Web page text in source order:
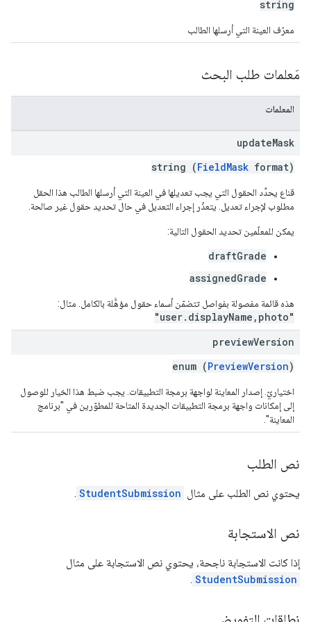
string
معرّف العينة التي أرسلها الطالب
مَعلمات طلب البحث
المعلمات
updateMask
string (FieldMask format)
قناع يحدِّد الحقول التي يجب تعديلها في العينة التي أرسلها الطالب هذا الحقل
مطلوب لإجراء تعديل. يتعذّر إجراء التعديل في حال تحديد حقول غير صالحة.
يمكن للمعلّمين تحديد الحقول التالية:
draftGrade
assignedGrade
هذه قائمة مفصولة بفواصل تتضمّن أسماء حقول مؤهَّلة بالكامل. مثال:
"user.displayName,photo"
previewVersion
enum (PreviewVersion)
اختياريّ. إصدار المعاينة لواجهة برمجة التطبيقات. يجب ضبط هذا الخيار للوصول
إلى إمكانات واجهة برمجة التطبيقات الجديدة المتاحة للمطوّرين في "برنامج
المعاينة".
نص الطلب
يحتوي نص الطلب على مثال StudentSubmission
.
نص الاستجابة
إذا كانت الاستجابة ناجحة، يحتوي نص الاستجابة على مثال
StudentSubmission
.